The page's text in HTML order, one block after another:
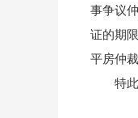
事争议
证的期
平房仲
特